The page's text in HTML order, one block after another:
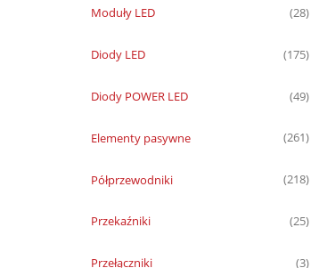
Moduły LED (28)
Diody LED (175)
Diody POWER LED (49)
Elementy pasywne (261)
Półprzewodniki (218)
Przekaźniki (25)
Przełączniki (3)